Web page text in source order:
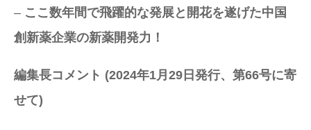
– ここ数年間で飛躍的な発展と開花を遂げた中国
創新薬企業の新薬開発力！
編集長コメント (2024年1月29日発行、第66号に寄
せて)